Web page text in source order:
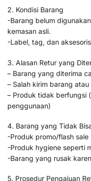
2. Kondisi Barang
-Barang belum
kemasan asli.
-Label, tag, dan
3. Alasan Retur yang
– Barang yang diterima
– Salah kirim barang
– Produk tidak berfungsi
penggunaan)
4. Barang yang Tidak
-Produk promo/flash sale
-Produk hygiene seperti
-Barang yang rusak
5. Prosedur Pengajuan